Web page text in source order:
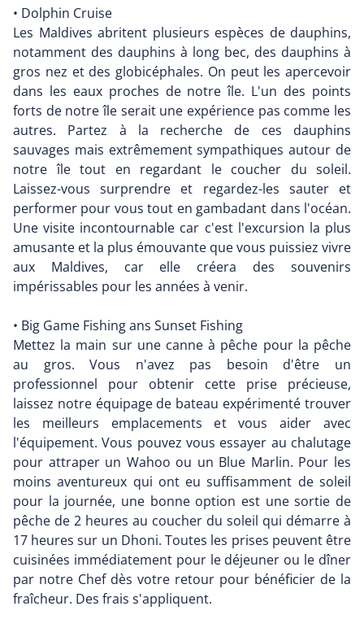
• Dolphin Cruise
Les Maldives abritent plusieurs espèces de dauphins,
notamment des dauphins à long bec, des dauphins à
gros nez et des globicéphales. On peut les apercevoir
dans les eaux proches de notre île. L'un des points
forts de notre île serait une expérience pas comme les
autres. Partez à la recherche de ces dauphins
sauvages mais extrêmement sympathiques autour de
notre île tout en regardant le coucher du soleil.
Laissez-vous surprendre et regardez-les sauter et
performer pour vous tout en gambadant dans l'océan.
Une visite incontournable car c'est l'excursion la plus
amusante et la plus émouvante que vous puissiez vivre
aux Maldives, car elle créera des souvenirs
impérissables pour les années à venir.
• Big Game Fishing ans Sunset Fishing
Mettez la main sur une canne à pêche pour la pêche
au gros. Vous n'avez pas besoin d'être un
professionnel pour obtenir cette prise précieuse,
laissez notre équipage de bateau expérimenté trouver
les meilleurs emplacements et vous aider avec
l'équipement. Vous pouvez vous essayer au chalutage
pour attraper un Wahoo ou un Blue Marlin. Pour les
moins aventureux qui ont eu suffisamment de soleil
pour la journée, une bonne option est une sortie de
pêche de 2 heures au coucher du soleil qui démarre à
17 heures sur un Dhoni. Toutes les prises peuvent être
cuisinées immédiatement pour le déjeuner ou le dîner
par notre Chef dès votre retour pour bénéficier de la
fraîcheur. Des frais s'appliquent.